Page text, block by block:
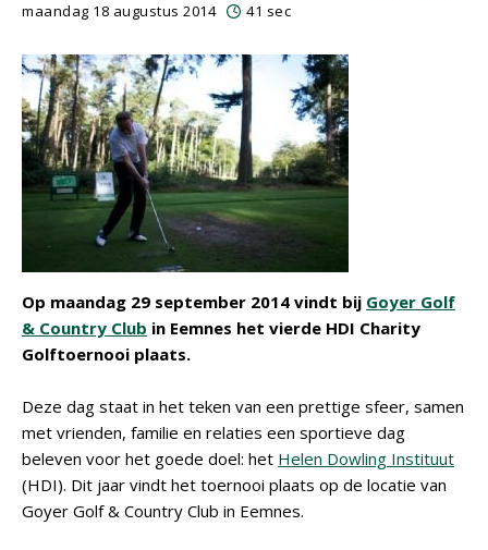
maandag 18 augustus 2014 41 sec
Op maandag 29 september 2014 vindt bij Goyer Golf
& Country Club in Eemnes het vierde HDI Charity
Golftoernooi plaats.
Deze dag staat in het teken van een prettige sfeer, samen
met vrienden, familie en relaties een sportieve dag
beleven voor het goede doel: het Helen Dowling Instituut
(HDI). Dit jaar vindt het toernooi plaats op de locatie van
Goyer Golf & Country Club in Eemnes.